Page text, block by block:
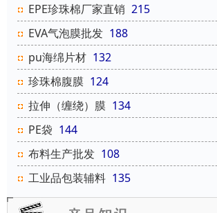
EPE珍珠棉厂家直销 215
EVA气泡膜批发 188
pu海绵片材 132
珍珠棉腹膜 124
拉伸（缠绕）膜 134
PE袋 144
布料生产批发 108
工业品包装辅料 135